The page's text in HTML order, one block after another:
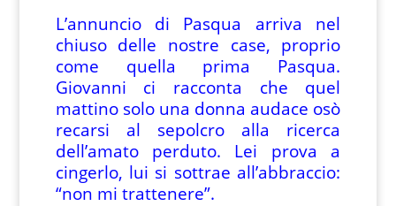
L’annuncio di Pasqua arriva nel
chiuso delle nostre case, proprio
come quella prima Pasqua.
Giovanni ci racconta che quel
mattino solo una donna audace osò
recarsi al sepolcro alla ricerca
dell’amato perduto. Lei prova a
cingerlo, lui si sottrae all’abbraccio:
“non mi trattenere”.